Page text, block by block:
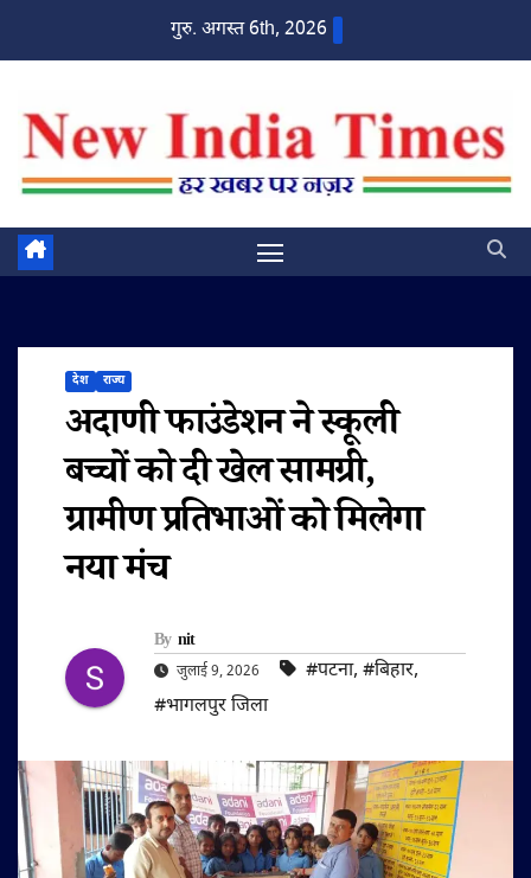
गुरु. अगस्त 6th, 2026
देश राज्य
अदाणी फाउंडेशन ने स्कूली
बच्चों को दी खेल सामग्री,
ग्रामीण प्रतिभाओं को मिलेगा
नया मंच
By nit
जुलाई 9, 2026 #पटना, #बिहार,
#भागलपुर जिला